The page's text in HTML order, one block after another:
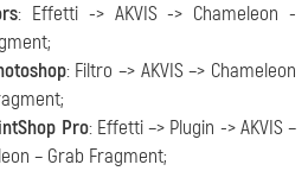
: Effetti -> AKVIS -> Chameleon -
: Filtro –> AKVIS –> Chameleon
Pro: Effetti –> Plugin -> AKVIS –
– Grab Fragment;